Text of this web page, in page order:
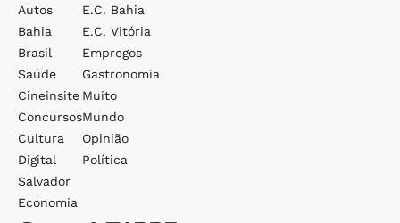
Autos
Bahia
Brasil
Saúde
Cineinsite
Concursos
Cultura
Digital
Salvador
Economia
E.c. Bahia
E.c. Vitória
Empregos
Gastronomia
Muito
Mundo
Opinião
Política